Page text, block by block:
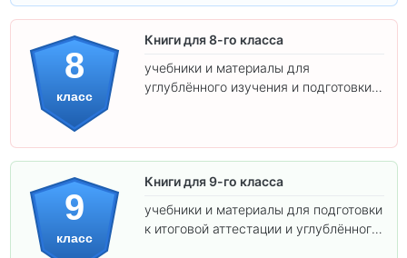
8
класс
Книги для 8-го класса
учебники и материалы для
углублённого изучения и подготовки к
9
класс
Книги для 9-го класса
учебники и материалы для подготовки
к итоговой аттестации и углублённого